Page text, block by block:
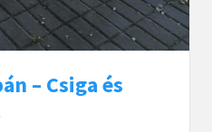
– Csiga és